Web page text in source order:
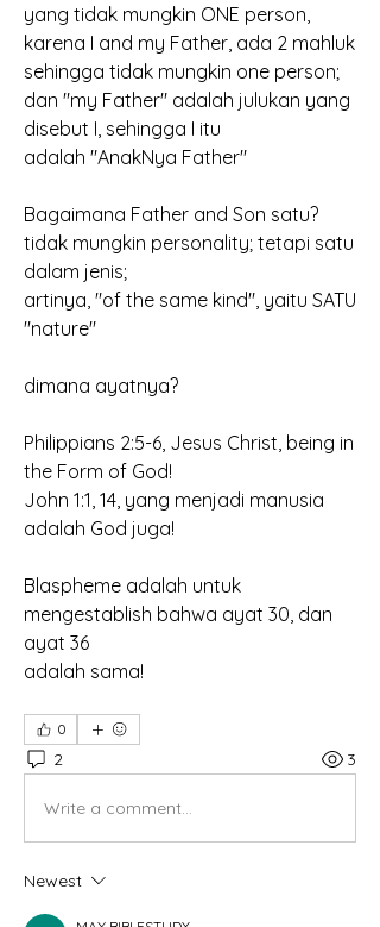
yang tidak mungkin ONE person,
karena I and my Father, ada 2 mahluk
sehingga tidak mungkin one person;
dan "my Father" adalah julukan yang
disebut I, sehingga I itu
adalah "AnakNya Father"
Bagaimana Father and Son satu?
tidak mungkin personality; tetapi satu
dalam jenis;
artinya, "of the same kind", yaitu SATU
"nature"
dimana ayatnya?
Philippians 2:5-6, Jesus Christ, being in
the Form of God!
John 1:1, 14, yang menjadi manusia
adalah God juga!
Blaspheme adalah untuk
mengestablish bahwa ayat 30, dan
ayat 36
adalah sama!
0
2 3
Write a comment...
Newest